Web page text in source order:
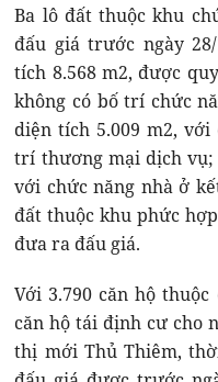
Ba lô đất thuộc khu
đấu giá trước ngày
tích 8.568 m2, được
không có bố trí chức
diện tích 5.009 m2,
trí thương mại dịch vụ;
với chức năng nhà ở
đất thuộc khu phức
đưa ra đấu giá.
Với 3.790 căn hộ
căn hộ tái định cư cho
thị mới Thủ Thiêm,